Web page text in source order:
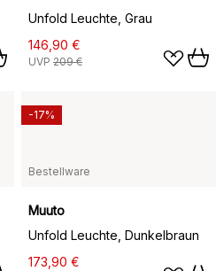
Unfold Leuchte, Grau
146,90 €
UVP 209 €
Bestellware
Muuto
Unfold Leuchte, Dunkelbraun
173,90 €
-17%